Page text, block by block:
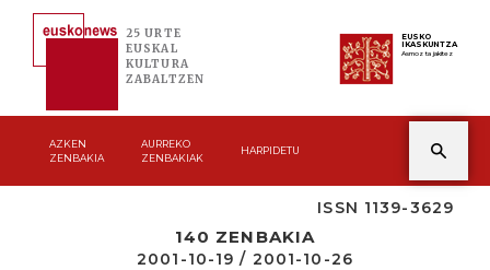
25 URTE
EUSKAL
KULTURA
ZABALTZEN
EUSKO
IKASKUNTZA
Asmoz ta jakitez
AZKEN
ZENBAKIA
AURREKO
ZENBAKIAK
HARPIDETU
ISSN 1139-3629
140 ZENBAKIA
2001-10-19 / 2001-10-26